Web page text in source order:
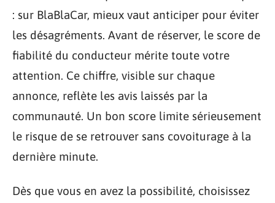
: sur BlaBlaCar, mieux vaut anticiper pour éviter
les désagréments. Avant de réserver, le score de
fiabilité du conducteur mérite toute votre
attention. Ce chiffre, visible sur chaque
annonce, reflète les avis laissés par la
communauté. Un bon score limite sérieusement
le risque de se retrouver sans covoiturage à la
dernière minute.
Dès que vous en avez la possibilité, choisissez